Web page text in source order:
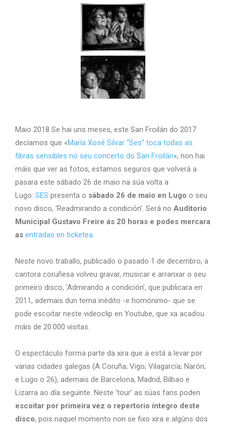
Maio 2018 Se hai uns meses, este San Froilán do 2017
decíamos que «María Xosé Silvar “Ses” toca todas as
fibras sensibles no seu concerto do San Froilán«, non hai
máis que ver as fotos, estamos seguros que volverá a
pasara este sábado 26 de maio na súa volta a
Lugo: SES presenta o sábado 26 de maio en Lugo o seu
novo disco, ‘Readmirando a condición’. Será no Auditorio
Municipal Gustavo Freire ás 20 horas e podes mercara
as entradas en ticketea.
Neste novo traballo, publicado o pasado 1 de decembro, a
cantora coruñesa volveu gravar, musicar e arranxar o seu
primeiro disco, ‘Admirando a condición’, que publicara en
2011, ademais dun tema inédito -e homónimo- que se
pode escoitar neste videoclip en Youtube, que xa acadou
máis de 20.000 visitas.
O espectáculo forma parte da xira que a está a levar por
varias cidades galegas (A Coruña; Vigo; Vilagarcía; Narón;
e Lugo o 26), ademais de Barcelona, Madrid, Bilbao e
Lizarra ao día seguinte. Neste ‘tour’ as súas fans poden
escoitar por primeira vez o repertorio íntegro deste
disco, pois naquel momento non se fixo xira e algúns dos